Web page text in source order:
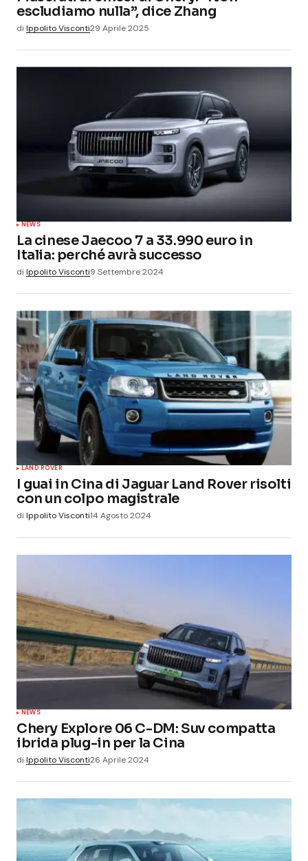
escludiamo nulla”, dice Zhang
di Ippolito Visconti29 Aprile 2025
NEWS
La cinese Jaecoo 7 a 33.990 euro in
Italia: perché avrà successo
di Ippolito Visconti9 Settembre 2024
LAND ROVER
I guai in Cina di Jaguar Land Rover risolti
con un colpo magistrale
di Ippolito Visconti14 Agosto 2024
NEWS
Chery Explore 06 C-DM: Suv compatta
ibrida plug-in per la Cina
di Ippolito Visconti26 Aprile 2024